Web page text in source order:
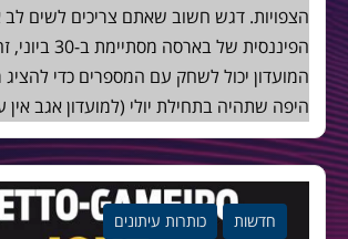
הצפויות. דגש חשוב שאתם צריכים לשים לב
הפיננסית של
המועדון יכול לשחק עם המספרים כדי להציג
היפה שתהיה בתחילת יולי (למועדון אגב אין
חדשות כותרות עיתונים